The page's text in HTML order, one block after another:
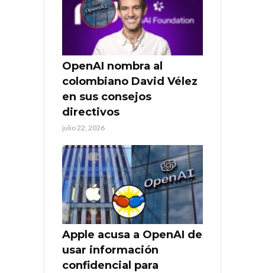
OpenAI nombra al
colombiano David Vélez
en sus consejos
directivos
julio 22, 2026
Apple acusa a OpenAI de
usar información
confidencial para